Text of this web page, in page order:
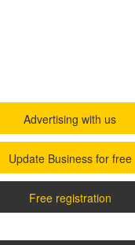
Advertising with us
Update Business for free
Free registration